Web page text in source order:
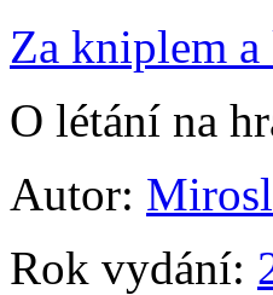
Za kniplem a
O létání na
Autor:
Rok vydání: